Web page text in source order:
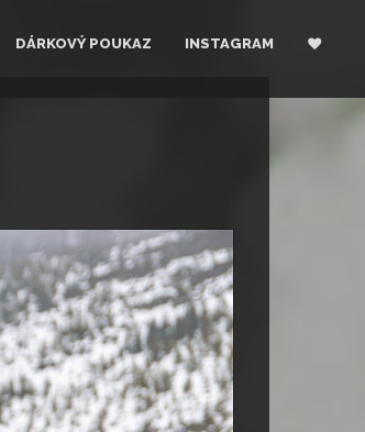
DÁRKOVÝ POUKAZ INSTAGRAM